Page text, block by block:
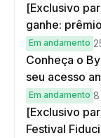
[Exclusivo
ganhe:
Em andamento
Conheça o
seu acesso
globais
Em andamento
[Exclusivo
Festival